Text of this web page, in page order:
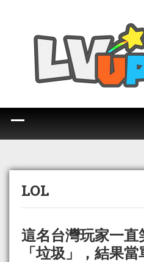
LOL
這名台灣玩家一直
「垃圾」，結果